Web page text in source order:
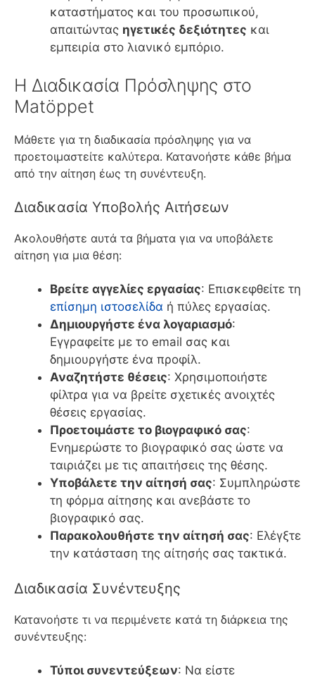
καταστήματος και του προσωπικού,
απαιτώντας ηγετικές δεξιότητες και
εμπειρία στο λιανικό εμπόριο.
Η Διαδικασία Πρόσληψης στο
Matöppet
Μάθετε για τη διαδικασία πρόσληψης για να
προετοιμαστείτε καλύτερα. Κατανοήστε κάθε βήμα
από την αίτηση έως τη συνέντευξη.
Διαδικασία Υποβολής Αιτήσεων
Ακολουθήστε αυτά τα βήματα για να υποβάλετε
αίτηση για μια θέση:
Βρείτε αγγελίες εργασίας: Επισκεφθείτε τη
επίσημη ιστοσελίδα ή πύλες εργασίας.
Δημιουργήστε ένα λογαριασμό:
Εγγραφείτε με το email σας και
δημιουργήστε ένα προφίλ.
Αναζητήστε θέσεις: Χρησιμοποιήστε
φίλτρα για να βρείτε σχετικές ανοιχτές
θέσεις εργασίας.
Προετοιμάστε το βιογραφικό σας:
Ενημερώστε το βιογραφικό σας ώστε να
ταιριάζει με τις απαιτήσεις της θέσης.
Υποβάλετε την αίτησή σας: Συμπληρώστε
τη φόρμα αίτησης και ανεβάστε το
βιογραφικό σας.
Παρακολουθήστε την αίτησή σας: Ελέγξτε
την κατάσταση της αίτησής σας τακτικά.
Διαδικασία Συνέντευξης
Κατανοήστε τι να περιμένετε κατά τη διάρκεια της
συνέντευξης:
Τύποι συνεντεύξεων: Να είστε